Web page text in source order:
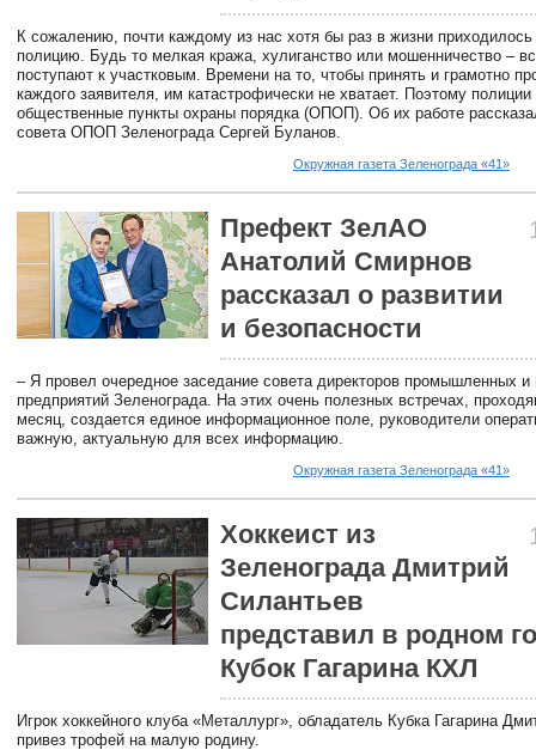
К сожалению, почти каждому из нас хотя бы раз в жизни
полицию. Будь то мелкая кража, хулиганство или мошенничество –
поступают к участковым. Времени на то, чтобы принять и грамотно
каждого заявителя, им катастрофически не хватает. Поэтому
общественные пункты охраны порядка (ОПОП). Об их работе
совета ОПОП Зеленограда Сергей Буланов.
Окружная газета Зеленограда «41»
Префект ЗелАО
Анатолий Смирнов
рассказал о развитии
и безопасности
– Я провел очередное заседание совета директоров промышленных и
предприятий Зеленограда. На этих очень полезных встречах,
месяц, создается единое информационное поле, руководители
важную, актуальную для всех информацию.
Окружная газета Зеленограда «41»
Хоккеист из
Зеленограда Дмитрий
Силантьев
представил в родном
Кубок Гагарина КХЛ
Игрок хоккейного клуба «Металлург», обладатель Кубка Гагарина
привез трофей на малую родину.